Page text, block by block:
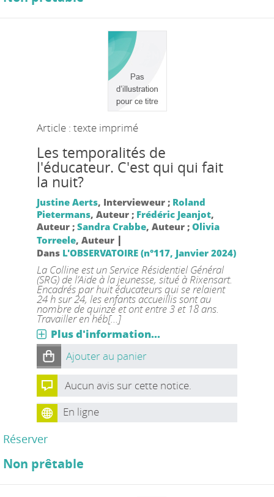
Article : texte imprimé
Les temporalités de
l'éducateur. C'est qui qui fait
la nuit?
Justine Aerts, Intervieweur ; Roland
Pietermans, Auteur ; Frédéric Jeanjot,
Auteur ; Sandra Crabbe, Auteur ; Olivia
Torreele, Auteur |
Dans L'OBSERVATOIRE (n°117, Janvier 2024)
La Colline est un Service Résidentiel Général
(SRG) de l’Aide à la jeunesse, situé à Rixensart.
Encadrés par huit éducateurs qui se relaient
24 h sur 24, les enfants accueillis sont au
nombre de quinze et ont entre 3 et 18 ans.
Travailler en héb[...]
Plus d'information...
Ajouter au panier
Aucun avis sur cette notice.
En ligne
Réserver
Non prêtable